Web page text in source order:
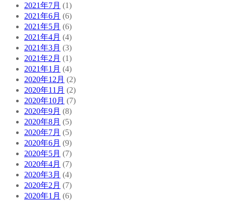
2021年7月 (1)
2021年6月 (6)
2021年5月 (6)
2021年4月 (4)
2021年3月 (3)
2021年2月 (1)
2021年1月 (4)
2020年12月 (2)
2020年11月 (2)
2020年10月 (7)
2020年9月 (8)
2020年8月 (5)
2020年7月 (5)
2020年6月 (9)
2020年5月 (7)
2020年4月 (7)
2020年3月 (4)
2020年2月 (7)
2020年1月 (6)